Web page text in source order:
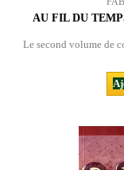
AU FIL DU
Le second volume de